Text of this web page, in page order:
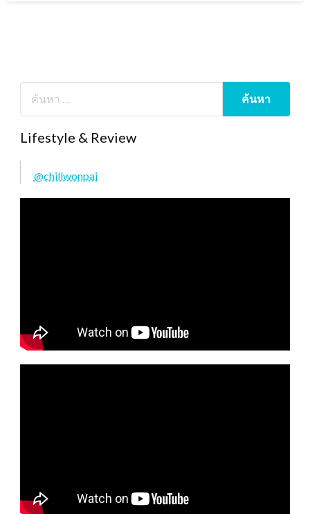
Lifestyle & Review
@chillwonpai